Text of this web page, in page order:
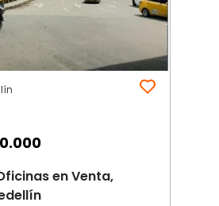
en Venta,